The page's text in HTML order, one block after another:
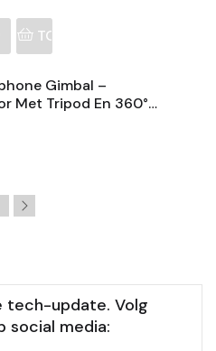
TOEVOEGEN AAN
Gimbal –
Met Tripod En 360°
tech-update. Volg
social media: